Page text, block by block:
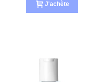
J'achète